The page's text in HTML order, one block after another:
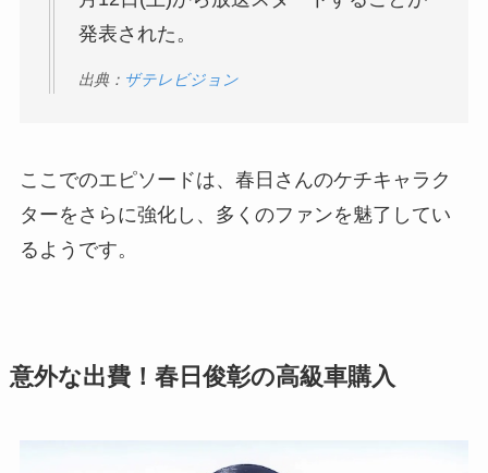
発表された。
出典： ザテレビジョン
ここでのエピソードは、春日さんのケチキャラク
ターをさらに強化し、多くのファンを魅了してい
るようです。
意外な出費！春日俊彰の高級車購入